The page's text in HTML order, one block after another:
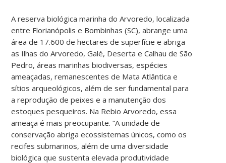
A reserva biológica marinha do Arvoredo, localizada
entre Florianópolis e Bombinhas (SC), abrange uma
área de 17.600 de hectares de superfície e abriga
as Ilhas do Arvoredo, Galé, Deserta e Calhau de São
Pedro, áreas marinhas biodiversas, espécies
ameaçadas, remanescentes de Mata Atlântica e
sítios arqueológicos, além de ser fundamental para
a reprodução de peixes e a manutenção dos
estoques pesqueiros. Na Rebio Arvoredo, essa
ameaça é mais preocupante. “A unidade de
conservação abriga ecossistemas únicos, como os
recifes submarinos, além de uma diversidade
biológica que sustenta elevada produtividade